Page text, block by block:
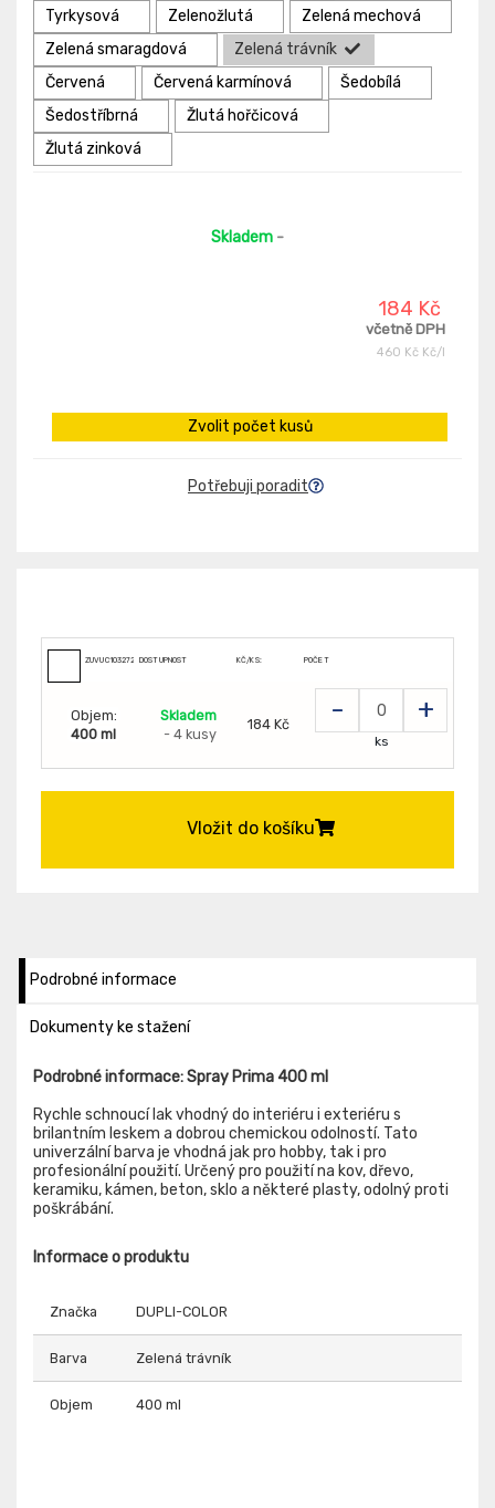
Tyrkysová
Zelenožlutá
Zelená mechová
Zelená smaragdová
Zelená trávník
Červená
Červená karmínová
Šedobílá
Šedostříbrná
Žlutá hořčicová
Žlutá zinková
Skladem -
184 Kč
včetně DPH
460 Kč Kč/l
Zvolit počet kusů
Potřebuji poradit
ZUVUC103272 DOSTUPNOST KČ/KS: POČET
Objem:
400 ml
Skladem
- 4 kusy
184 Kč - +
ks
Vložit do košíku
Podrobné informace
Dokumenty ke stažení
Podrobné informace: Spray Prima 400 ml
Rychle schnoucí lak vhodný do interiéru i exteriéru s
brilantním leskem a dobrou chemickou odolností. Tato
univerzální barva je vhodná jak pro hobby, tak i pro
profesionální použití. Určený pro použití na kov, dřevo,
keramiku, kámen, beton, sklo a některé plasty, odolný proti
poškrábání.
Informace o produktu
Značka DUPLI-COLOR
Barva Zelená trávník
Objem 400 ml